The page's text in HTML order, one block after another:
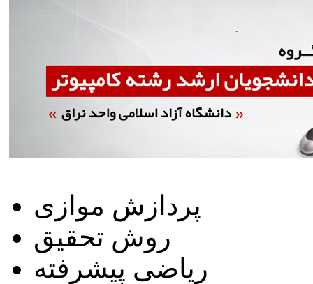
پردازش موازی
روش تحقیق
ریاضی پیشرفته